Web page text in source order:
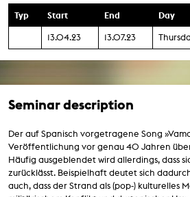
Typ Start End Day
13.04.23 13.07.23
Seminar description
Der auf Spanisch vorgetragene Song
Veröffentlichung vor genau 40 Jahren
Häufig ausgeblendet wird allerdings, dass
zurücklässt. Beispielhaft deutet sich
auch, dass der Strand als (pop-) kulturelles
Case – Projektraum Fotgrafie
Computer room
Experimental technology
exMedia Lab
Film studios
Photo lab
Infrastructure
Multispecies Studio
Recording studio
Workshop
Central lending office
LIBRARY